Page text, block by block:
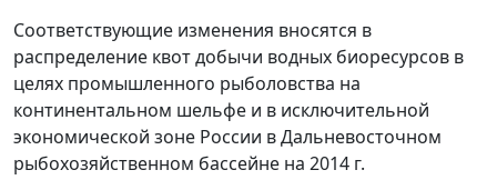
Соответствующие изменения вносятся в
распределение квот добычи водных биоресурсов в
целях промышленного рыболовства на
континентальном шельфе и в исключительной
экономической зоне России в Дальневосточном
рыбохозяйственном бассейне на 2014 г.